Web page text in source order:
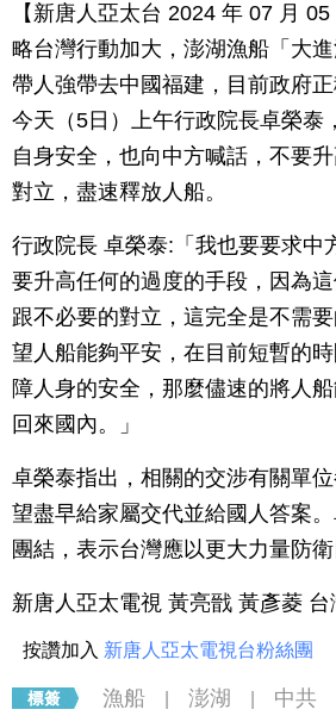
【新唐人亞太台 2024 年 07 月
略台灣行動加大，澎湖漁船「大
帶人強帶去中國福建，目前政府正
今天（5日）上午行政院長卓榮泰
自身安全，也向中方喊話，不要
對立，盡速釋放人船。
行政院長 卓榮泰:「我也要要求中
要升高任何的過度的手段，因為這
跟不必要的對立，這完全是不需
望人船能夠平安，在目前短暫的
障人身的安全，那麼儘速的將人
回來國內。」
卓榮泰指出，相關的交涉有關單
望盡早給家屬交代並給國人答案
團結，表示台灣應以更大力量防衛
新唐人亞太電視 黃亮戩 黃彥菱
按讚加入 新唐人亞太電視台粉絲團
漁船 澎湖 中共